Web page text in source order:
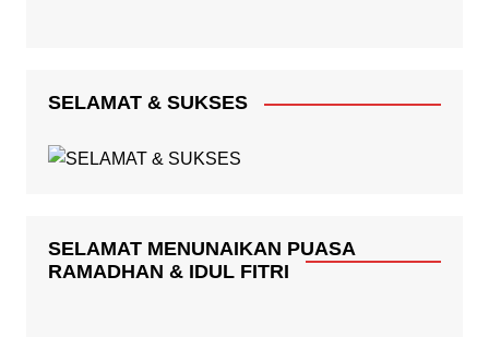
SELAMAT & SUKSES
SELAMAT MENUNAIKAN PUASA
RAMADHAN & IDUL FITRI